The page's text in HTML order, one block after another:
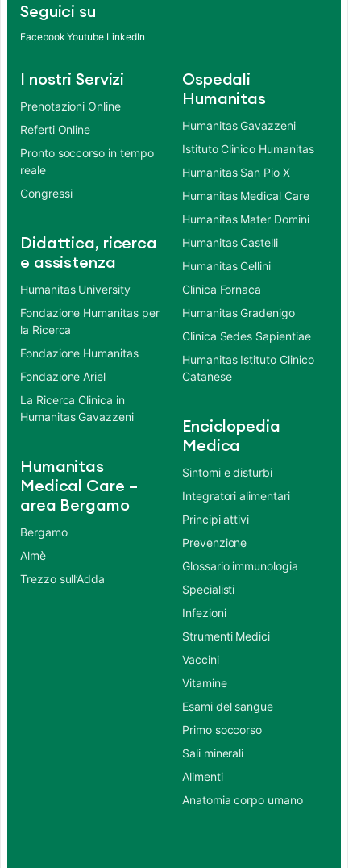
Seguici su
Facebook Youtube LinkedIn
I nostri Servizi
Prenotazioni Online
Referti Online
Pronto soccorso in tempo
reale
Congressi
Didattica, ricerca
e assistenza
Humanitas University
Fondazione Humanitas per
la Ricerca
Fondazione Humanitas
Fondazione Ariel
La Ricerca Clinica in
Humanitas Gavazzeni
Humanitas
Medical Care –
area Bergamo
Bergamo
Almè
Trezzo sull’Adda
Ospedali
Humanitas
Humanitas Gavazzeni
Istituto Clinico Humanitas
Humanitas San Pio X
Humanitas Medical Care
Humanitas Mater Domini
Humanitas Castelli
Humanitas Cellini
Clinica Fornaca
Humanitas Gradenigo
Clinica Sedes Sapientiae
Humanitas Istituto Clinico
Catanese
Enciclopedia
Medica
Sintomi e disturbi
Integratori alimentari
Principi attivi
Prevenzione
Glossario immunologia
Specialisti
Infezioni
Strumenti Medici
Vaccini
Vitamine
Esami del sangue
Primo soccorso
Sali minerali
Alimenti
Anatomia corpo umano